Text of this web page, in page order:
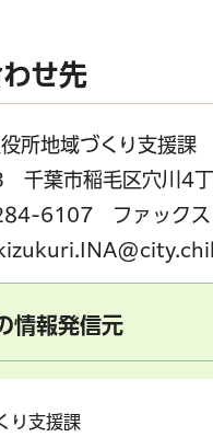
せ先
所地域づくり支援
千葉市稲毛区穴川4
6107 ファック
情報発信元
り支援課